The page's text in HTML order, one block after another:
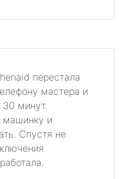
перестала
мастера и
минут.
машинку и
Спустя не